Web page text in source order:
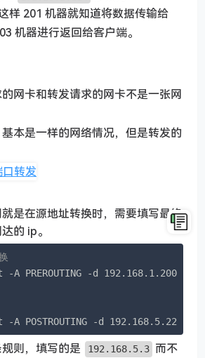
样 201 机器就知道将数据传输给
机器进行返回给客户端。
网卡和转发请求的网卡不是一张网
本是一样的网络情况，但是转发的
是在源地址转换时，需要填写最终
的 ip。
PREROUTING -d 192.168.1.200
POSTROUTING -d 192.168.5.22
则，填写的是 192.168.5.3 而不